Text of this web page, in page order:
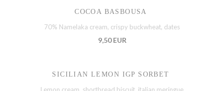
COCOA BASBOUSA
70% Namelaka cream, crispy buckwheat, dates
9,50 EUR
SICILIAN LEMON IGP SORBET